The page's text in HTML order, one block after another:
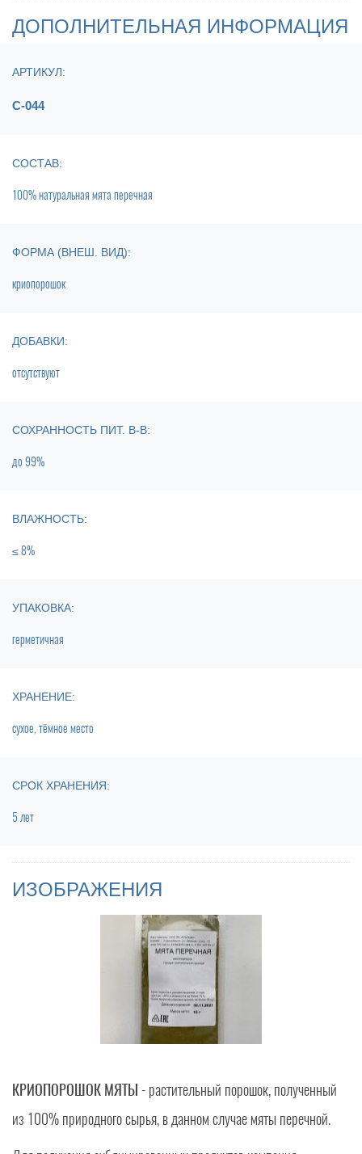
ДОПОЛНИТЕЛЬНАЯ ИНФОРМАЦИЯ
АРТИКУЛ:
С-044
СОСТАВ:
100% натуральная мята перечная
ФОРМА (ВНЕШ. ВИД):
криопорошок
ДОБАВКИ:
отсутствуют
СОХРАННОСТЬ ПИТ. В-В:
до 99%
ВЛАЖНОСТЬ:
≤ 8%
УПАКОВКА:
герметичная
ХРАНЕНИЕ:
сухое, тёмное место
СРОК ХРАНЕНИЯ:
5 лет
ИЗОБРАЖЕНИЯ
КРИОПОРОШОК МЯТЫ - растительный порошок, полученный
из 100% природного сырья, в данном случае мяты перечной.